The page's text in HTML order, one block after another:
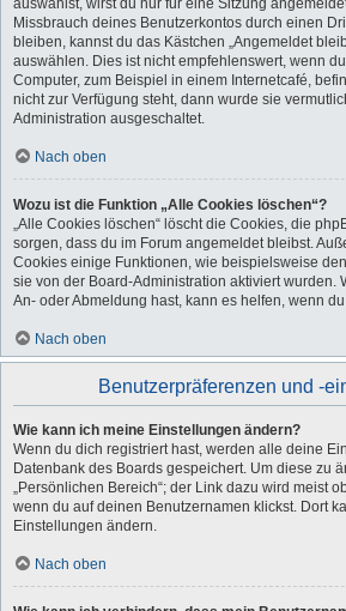
auswählst, wirst du nur für eine Sitzung
Missbrauch deines Benutzerkontos durch einen
bleiben, kannst du das Kästchen „Angemeldet
auswählen. Dies ist nicht empfehlenswert, wenn
Computer, zum Beispiel in einem Internetcafé,
nicht zur Verfügung steht, dann wurde sie
Administration ausgeschaltet.
Nach oben
Wozu ist die Funktion „Alle Cookies löschen“?
„Alle Cookies löschen“ löscht die Cookies, die
sorgen, dass du im Forum angemeldet bleibst.
Cookies einige Funktionen, wie beispielsweise
sie von der Board-Administration aktiviert wurden.
An- oder Abmeldung hast, kann es helfen, wenn
Nach oben
Benutzerpräferenzen und -
Wie kann ich meine Einstellungen ändern?
Wenn du dich registriert hast, werden alle deine
Datenbank des Boards gespeichert. Um diese zu
„Persönlichen Bereich“; der Link dazu wird meist
wenn du auf deinen Benutzernamen klickst. Dort
Einstellungen ändern.
Nach oben